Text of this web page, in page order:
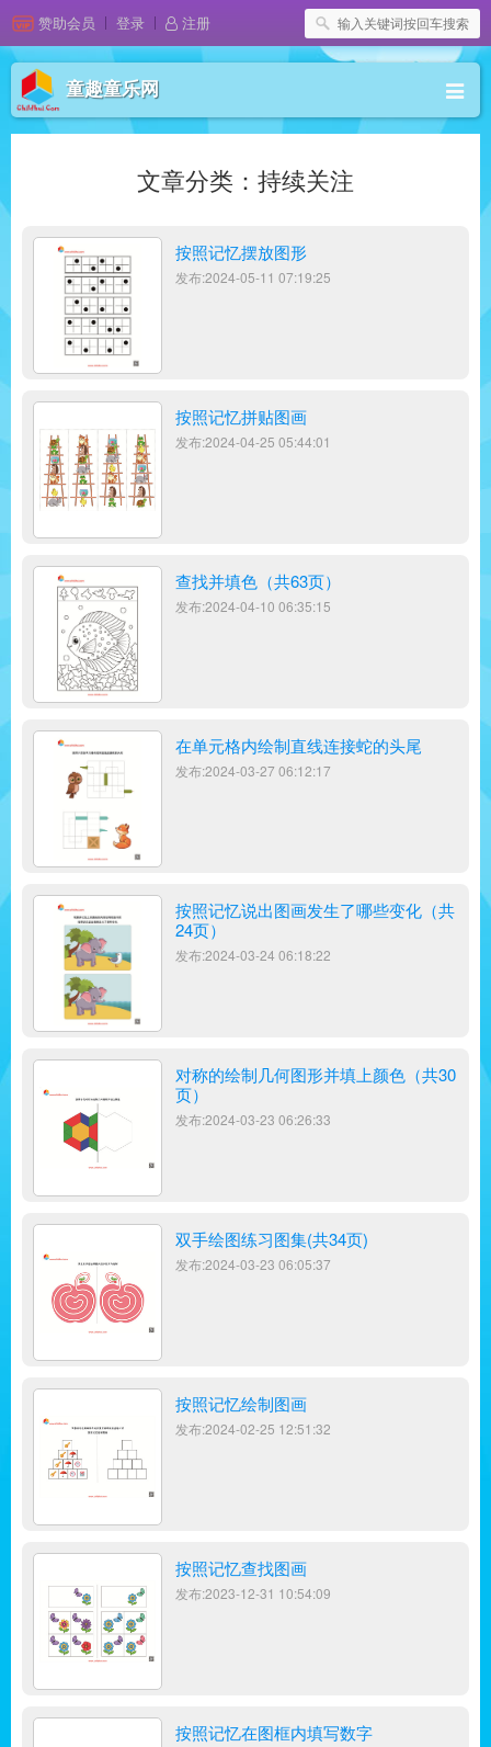
赞助会员 登录 注册
童趣童乐网
文章分类：持续关注
按照记忆摆放图形
发布:2024-05-11 07:19:25
按照记忆拼贴图画
发布:2024-04-25 05:44:01
查找并填色（共63页）
发布:2024-04-10 06:35:15
在单元格内绘制直线连接蛇的头尾
发布:2024-03-27 06:12:17
按照记忆说出图画发生了哪些变化（共
24页）
发布:2024-03-24 06:18:22
对称的绘制几何图形并填上颜色（共30
页）
发布:2024-03-23 06:26:33
双手绘图练习图集(共34页)
发布:2024-03-23 06:05:37
按照记忆绘制图画
发布:2024-02-25 12:51:32
按照记忆查找图画
发布:2023-12-31 10:54:09
按照记忆在图框内填写数字